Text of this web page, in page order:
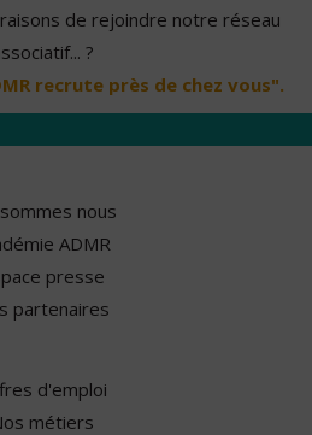
de rejoindre notre réseau
?
recrute près de chez vous".
nous
ADMR
presse
partenaires
d'emploi
métiers